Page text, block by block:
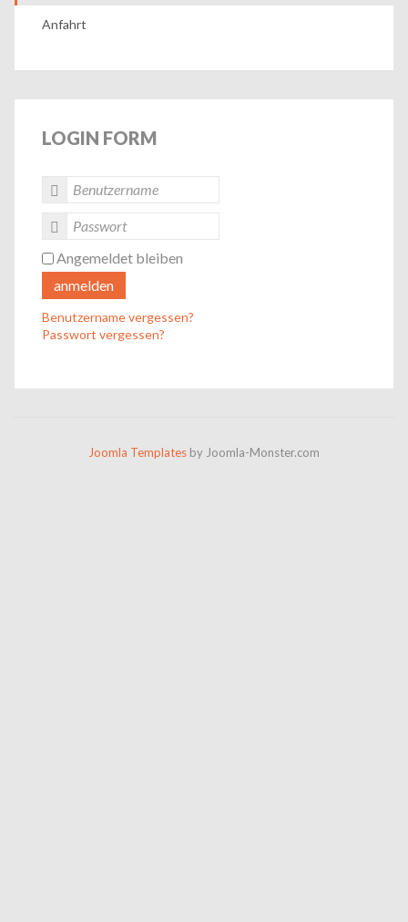
Anfahrt
LOGIN FORM
Angemeldet bleiben
anmelden
Benutzername vergessen?
Passwort vergessen?
Joomla Templates by Joomla-Monster.com